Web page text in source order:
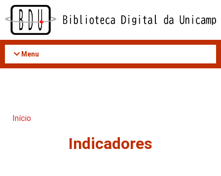
Acessar
conteúdo
Menu
Início
Indicadores